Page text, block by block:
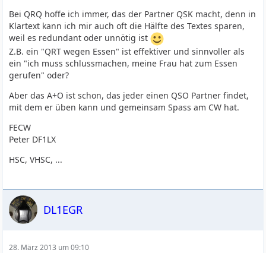
Bei QRQ hoffe ich immer, das der Partner QSK macht, denn in
Klartext kann ich mir auch oft die Hälfte des Textes sparen,
weil es redundant oder unnötig ist
Z.B. ein "QRT wegen Essen" ist effektiver und sinnvoller als
ein "ich muss schlussmachen, meine Frau hat zum Essen
gerufen" oder?
Aber das A+O ist schon, das jeder einen QSO Partner findet,
mit dem er üben kann und gemeinsam Spass am CW hat.
FECW
Peter DF1LX
HSC, VHSC, ...
DL1EGR
28. März 2013 um 09:10